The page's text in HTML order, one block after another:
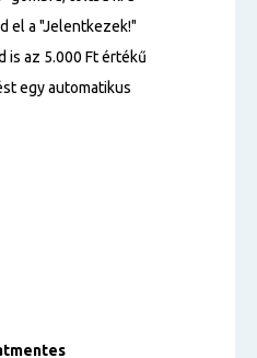
el a "Jelentkezek!"
is az 5.000 Ft értékű
egy automatikus